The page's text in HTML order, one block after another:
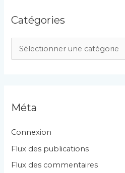
Catégories
a
g
r
i
e
Méta
Connexion
Flux des publications
Flux des commentaires